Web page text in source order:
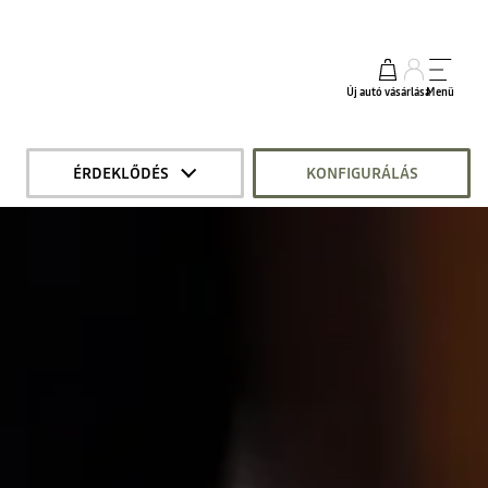
Új autó vásárlásaMenü
ÉRDEKLŐDÉS KONFIGURÁLÁS